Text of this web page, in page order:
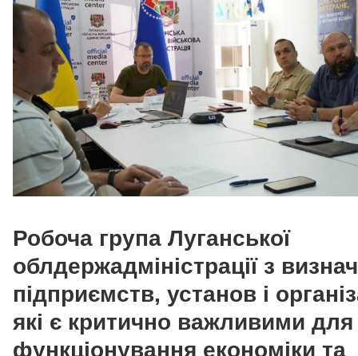
Робоча група Луганської
облдержадміністрації з
підприємств, установ і
які є критично важливими для
функціонування економіки та